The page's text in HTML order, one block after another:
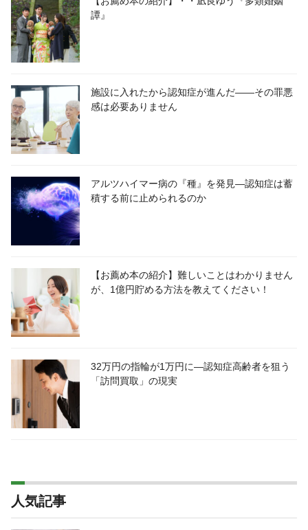
譚』
施設に入れたから認知症が進んだ――その罪悪
感は必要ありません
アルツハイマー病の『種』を発見―認知症は蓄
積する前に止められるのか
【お薦め本の紹介】難しいことはわかりません
が、1億円貯める方法を教えてください！
32万円の指輪が1万円に―認知症高齢者を狙う
「訪問買取」の現実
人気記事